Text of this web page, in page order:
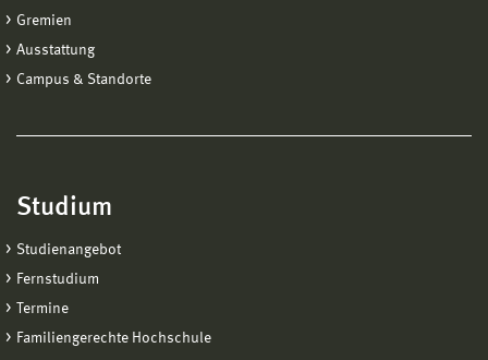
Gremien
Ausstattung
Campus & Standorte
Studium
Studienangebot
Fernstudium
Termine
Familiengerechte Hochschule